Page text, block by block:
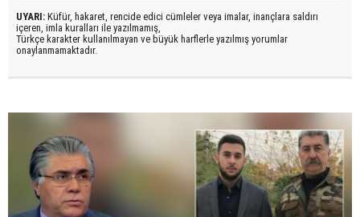
UYARI: Küfür, hakaret, rencide edici cümleler veya imalar, inançlara saldırı
içeren, imla kuralları ile yazılmamış,
Türkçe karakter kullanılmayan ve büyük harflerle yazılmış yorumlar
onaylanmamaktadır.